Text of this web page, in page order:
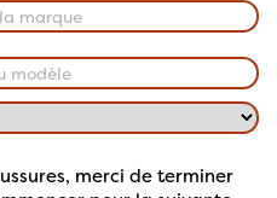
merci de terminer